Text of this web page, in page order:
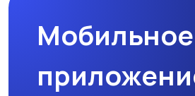
Детская одежда
Мобильное